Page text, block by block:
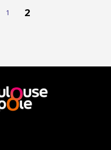
p
i
a
t
Page
1 Page
2
En
savoir
plus